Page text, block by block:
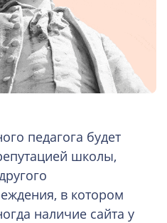
педагога будет
школы,
в котором
наличие сайта у